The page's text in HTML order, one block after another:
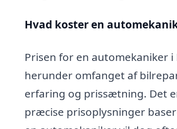
Hvad koster en
Prisen for en automekaniker
herunder omfanget af
erfaring og prissætning. Det
præcise prisoplysninger